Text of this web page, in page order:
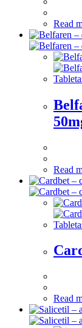
Read
Read
Read